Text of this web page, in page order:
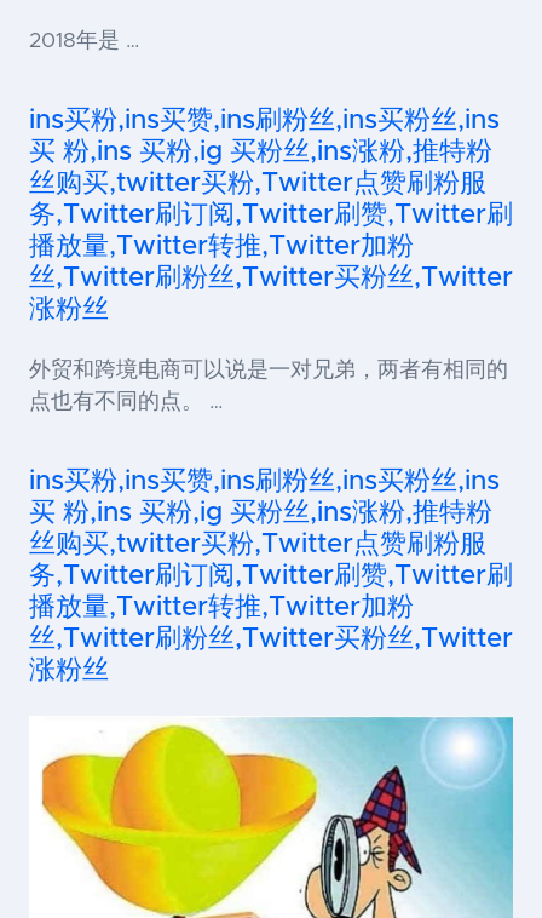
2018年是 …
ins买粉,ins买赞,ins刷粉丝,ins买粉丝,ins
买 粉,ins 买粉,ig 买粉丝,ins涨粉,推特粉
丝购买,twitter买粉,Twitter点赞刷粉服
务,Twitter刷订阅,Twitter刷赞,Twitter刷
播放量,Twitter转推,Twitter加粉
丝,Twitter刷粉丝,Twitter买粉丝,Twitter
涨粉丝
外贸和跨境电商可以说是一对兄弟，两者有相同的
点也有不同的点。 …
ins买粉,ins买赞,ins刷粉丝,ins买粉丝,ins
买 粉,ins 买粉,ig 买粉丝,ins涨粉,推特粉
丝购买,twitter买粉,Twitter点赞刷粉服
务,Twitter刷订阅,Twitter刷赞,Twitter刷
播放量,Twitter转推,Twitter加粉
丝,Twitter刷粉丝,Twitter买粉丝,Twitter
涨粉丝